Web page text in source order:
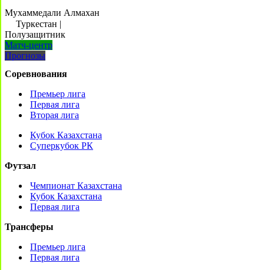
Мухаммедали Алмахан
Туркестан |
Полузащитник
Матч-центр
Прогнозы
Соревнования
Премьер лига
Первая лига
Вторая лига
Кубок Казахстана
Суперкубок РК
Футзал
Чемпионат Казахстана
Кубок Казахстана
Первая лига
Трансферы
Премьер лига
Первая лига